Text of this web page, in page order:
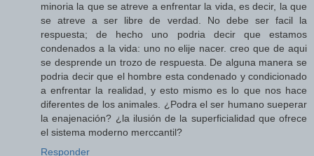
minoria la que se atreve a enfrentar la vida, es decir, la que
se atreve a ser libre de verdad. No debe ser facil la
respuesta; de hecho uno podria decir que estamos
condenados a la vida: uno no elije nacer. creo que de aqui
se desprende un trozo de respuesta. De alguna manera se
podria decir que el hombre esta condenado y condicionado
a enfrentar la realidad, y esto mismo es lo que nos hace
diferentes de los animales. ¿Podra el ser humano sueperar
la enajenación? ¿la ilusión de la superficialidad que ofrece
el sistema moderno merccantil?
Responder